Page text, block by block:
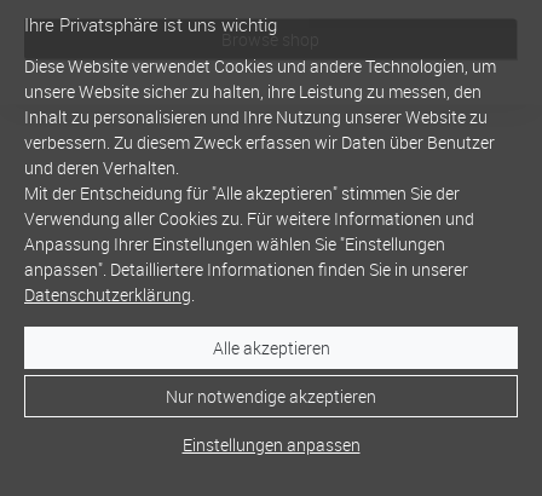
Browse shop
Ihre Privatsphäre ist uns wichtig
Diese Website verwendet Cookies und andere Technologien, um
unsere Website sicher zu halten, ihre Leistung zu messen, den
Inhalt zu personalisieren und Ihre Nutzung unserer Website zu
verbessern. Zu diesem Zweck erfassen wir Daten über Benutzer
und deren Verhalten.
Mit der Entscheidung für "Alle akzeptieren" stimmen Sie der
Verwendung aller Cookies zu. Für weitere Informationen und
Anpassung Ihrer Einstellungen wählen Sie "Einstellungen
anpassen". Detailliertere Informationen finden Sie in unserer
Datenschutzerklärung.
Alle akzeptieren
Nur notwendige akzeptieren
Einstellungen anpassen